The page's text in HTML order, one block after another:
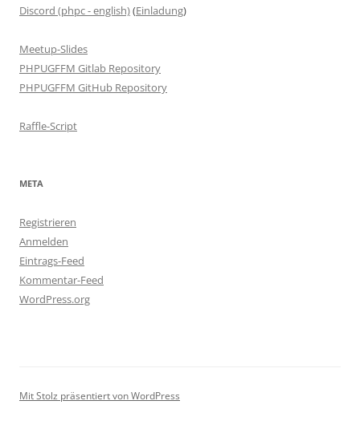
Discord (phpc - english)(Einladung)
Meetup-Slides
PHPUGFFM Gitlab Repository
PHPUGFFM GitHub Repository
Raffle-Script
META
Registrieren
Anmelden
Eintrags-Feed
Kommentar-Feed
WordPress.org
Mit Stolz präsentiert von WordPress